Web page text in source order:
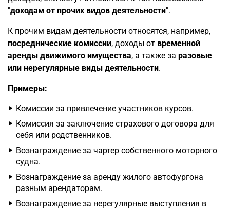
"доходам от прочих видов деятельности".
К прочим видам деятельности относятся, например,
посреднические комиссии, доходы от временной
аренды движимого имущества, а также за разовые
или нерегулярные виды деятельности.
Примеры:
Комиссии за привлечение участников курсов.
Комиссия за заключение страхового договора для
себя или родственников.
Вознаграждение за чартер собственного моторного
судна.
Вознаграждение за аренду жилого автофургона
разным арендаторам.
Вознаграждение за нерегулярные выступления в